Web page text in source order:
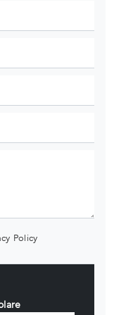
Policy